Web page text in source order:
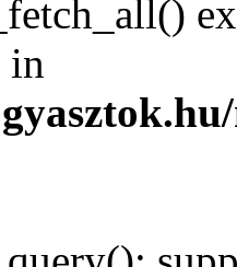
in